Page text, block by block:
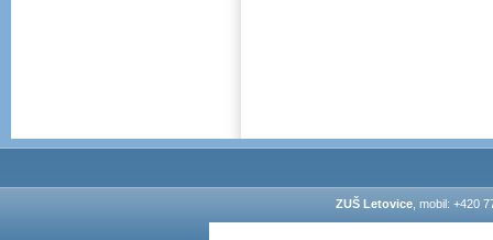
ZUŠ Letovice, mobil: +420